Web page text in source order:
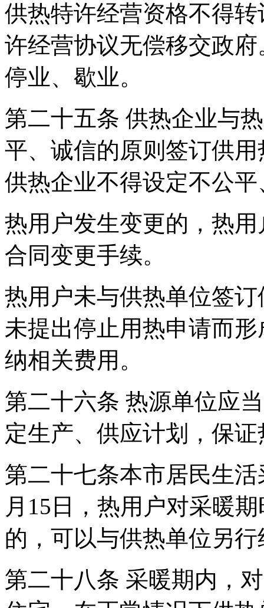
供热特许经营资格不得
许经营协议无偿移交政
停业、歇业。
第二十五条 供热企业与
平、诚信的原则签订供
供热企业不得设定不公
热用户发生变更的，热
合同变更手续。
热用户未与供热单位签
未提出停止用热申请而
纳相关费用。
第二十六条 热源单位应
定生产、供应计划，保
第二十七条本市居民生
月15日，热用户对采暖
的，可以与供热单位另行
第二十八条 采暖期内，